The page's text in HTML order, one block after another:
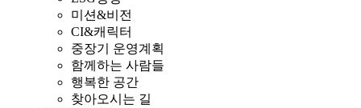
미션&비전
CI&캐릭터
중장기 운영계획
함께하는 사람들
행복한 공간
찾아오시는 길